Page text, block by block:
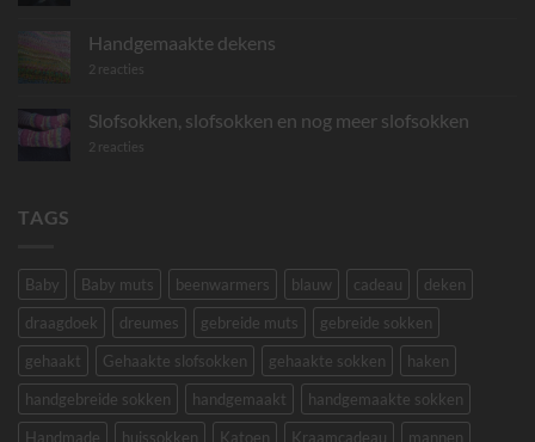
Handgemaakte dekens
2 reacties
Slofsokken, slofsokken en nog meer slofsokken
2 reacties
TAGS
Baby Baby muts beenwarmers blauw cadeau
deken
draagdoek
dreumes gebreide muts
gebreide sokken
gehaakt
Gehaakte slofsokken gehaakte sokken
haken
handgebreide sokken
handgemaakt
handgemaakte sokken
Handmade
huissokken Katoen Kraamcadeau mannen